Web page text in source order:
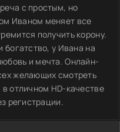
с простым, но
Иваном меняет все
получить корону.
богатство, у Ивана на
и мечта. Онлайн-
желающих смотреть
отличном HD-качестве
регистрации.